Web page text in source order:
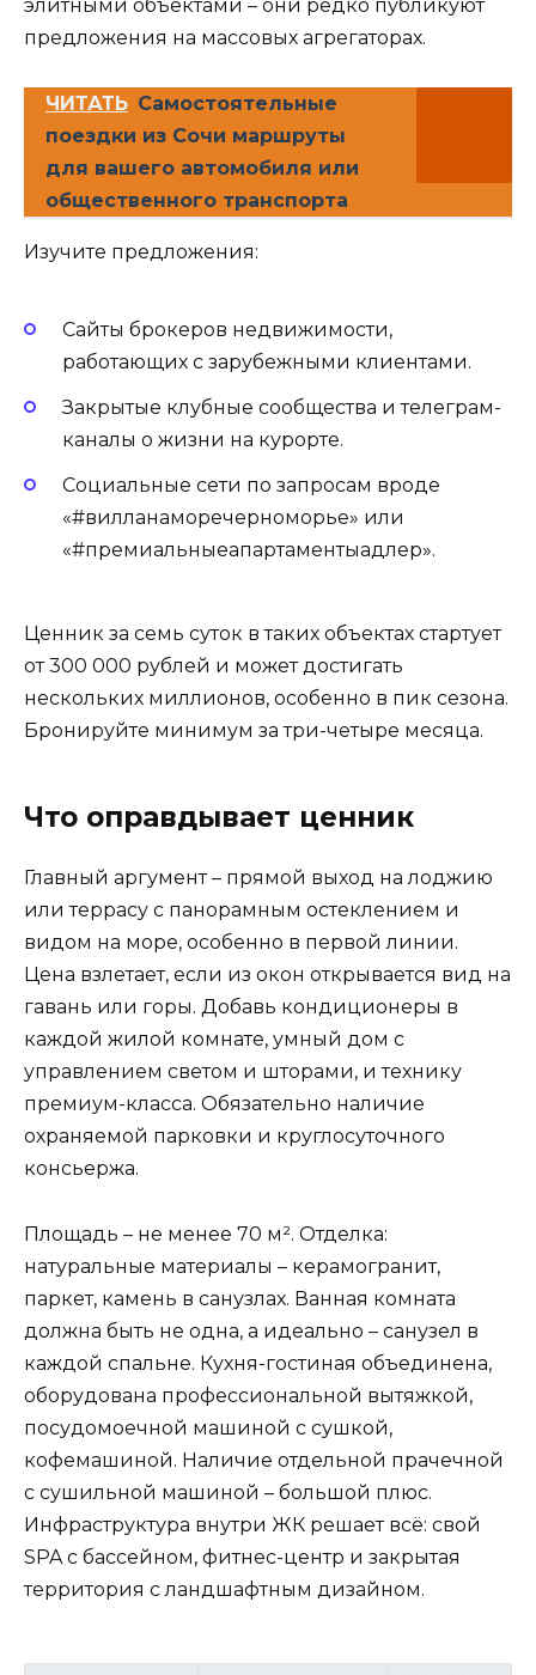
элитными объектами – они редко публикуют
предложения на массовых агрегаторах.
ЧИТАТЬ Самостоятельные
поездки из Сочи маршруты
для вашего автомобиля или
общественного транспорта
Изучите предложения:
Сайты брокеров недвижимости,
работающих с зарубежными клиентами.
Закрытые клубные сообщества и телеграм-
каналы о жизни на курорте.
Социальные сети по запросам вроде
«#вилланаморечерноморье» или
«#премиальныеапартаментыадлер».
Ценник за семь суток в таких объектах стартует
от 300 000 рублей и может достигать
нескольких миллионов, особенно в пик сезона.
Бронируйте минимум за три-четыре месяца.
Что оправдывает ценник
Главный аргумент – прямой выход на лоджию
или террасу с панорамным остеклением и
видом на море, особенно в первой линии.
Цена взлетает, если из окон открывается вид на
гавань или горы. Добавь кондиционеры в
каждой жилой комнате, умный дом с
управлением светом и шторами, и технику
премиум-класса. Обязательно наличие
охраняемой парковки и круглосуточного
консьержа.
Площадь – не менее 70 м². Отделка:
натуральные материалы – керамогранит,
паркет, камень в санузлах. Ванная комната
должна быть не одна, а идеально – санузел в
каждой спальне. Кухня-гостиная объединена,
оборудована профессиональной вытяжкой,
посудомоечной машиной с сушкой,
кофемашиной. Наличие отдельной прачечной
с сушильной машиной – большой плюс.
Инфраструктура внутри ЖК решает всё: свой
SPA с бассейном, фитнес-центр и закрытая
территория с ландшафтным дизайном.